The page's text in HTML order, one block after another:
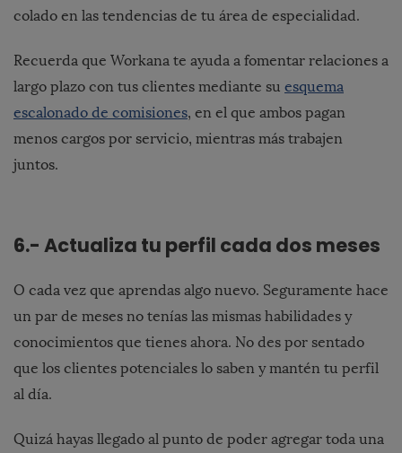
colado en las tendencias de tu área de especialidad.
Recuerda que Workana te ayuda a fomentar relaciones a
largo plazo con tus clientes mediante su esquema
escalonado de comisiones, en el que ambos pagan
menos cargos por servicio, mientras más trabajen
juntos.
6.- Actualiza tu perfil cada dos meses
O cada vez que aprendas algo nuevo. Seguramente hace
un par de meses no tenías las mismas habilidades y
conocimientos que tienes ahora. No des por sentado
que los clientes potenciales lo saben y mantén tu perfil
al día.
Quizá hayas llegado al punto de poder agregar toda una